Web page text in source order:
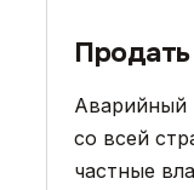
Аварийный
со всей
частные